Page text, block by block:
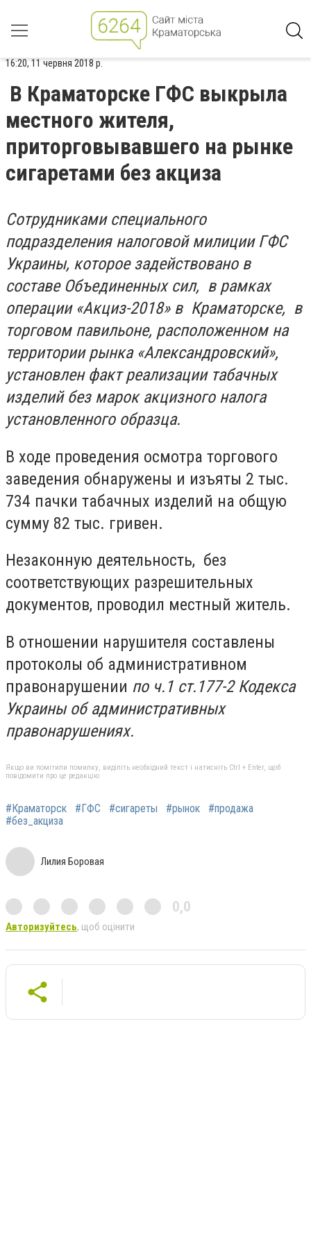
16:20, 11 червня 2018 р.
В Краматорске ГФС выкрыла
местного жителя,
приторговывавшего на рынке
сигаретами без акциза
Сотрудниками специального
подразделения налоговой милиции ГФС
Украины, которое задействовано в
составе Объединенных сил, в рамках
операции «Акциз-2018» в Краматорске, в
торговом павильоне, расположенном на
территории рынка «Александровский»,
установлен факт реализации табачных
изделий без марок акцизного налога
установленного образца.
В ходе проведения осмотра торгового
заведения обнаружены и изъяты 2 тыс.
734 пачки табачных изделий на общую
сумму 82 тыс. гривен.
Незаконную деятельность, без
соответствующих разрешительных
документов, проводил местный житель.
В отношении нарушителя составлены
протоколы об административном
правонарушении по ч.1 ст.177-2 Кодекса
Украины об административных
правонарушениях.
Якщо ви помітили помилку, виділіть необхідний текст і натисніть Ctrl + Enter, щоб
повідомити про це редакцію
#Краматорск #ГФС #сигареты #рынок
#продажа
#без_акциза
Лилия Боровая
0,0
Авторизуйтесь, щоб оцінити